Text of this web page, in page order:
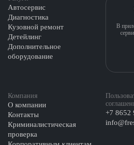
Автосервис
Диагностика
Кузовной ремонт
Детейлинг
Дополнительное
оборудование
Компания
О компании
Контакты
Криминалистическая
проверка
+7 8652
В